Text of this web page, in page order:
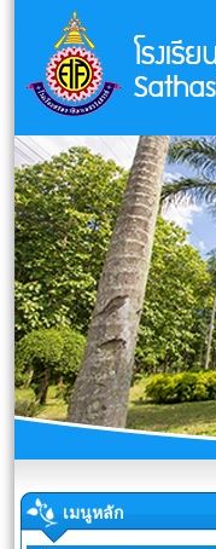
เมนูหลัก